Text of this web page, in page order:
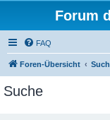
Forum
FAQ
Foren-Übersicht
Suche